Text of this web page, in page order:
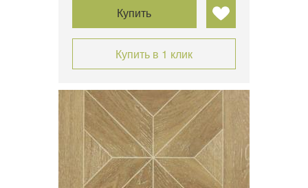
Купить
Купить в 1 клик